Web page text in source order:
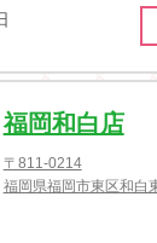
福岡和白店
〒811-0214
福岡県福岡市東区和白